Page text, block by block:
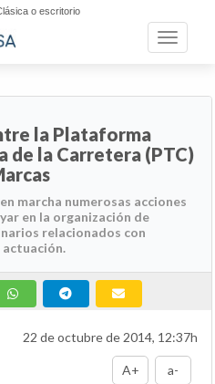
o escritorio
Toggle
la Plataforma
de la Carretera (PTC)
marcha numerosas acciones
en la organización de
relacionados con
actuación.
22 de octubre de 2014, 12:37h
A+ a-